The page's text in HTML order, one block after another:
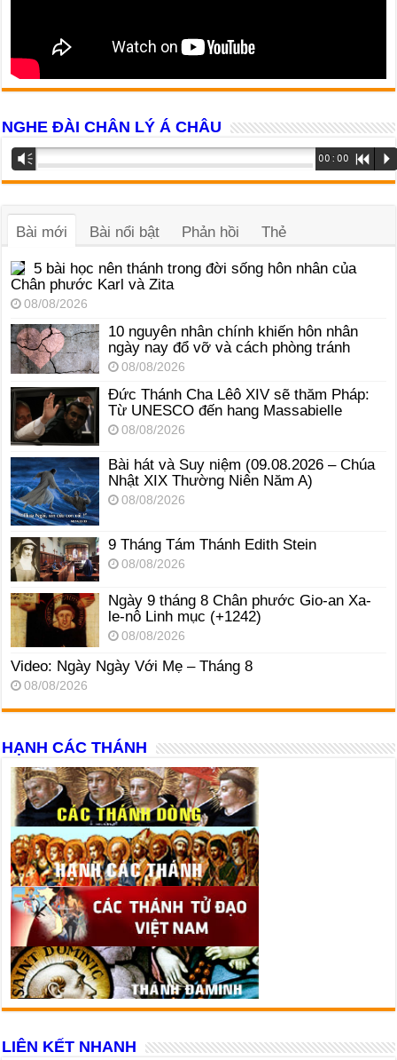
NGHE ĐÀI CHÂN LÝ Á CHÂU
Trình
phát
âm
Vm 00:00 R P
Bài mới Bài nổi bật Phản hồi Thẻ
5 bài học nên thánh trong đời sống hôn nhân của
Chân phước Karl và Zita
08/08/2026
10 nguyên nhân chính khiến hôn nhân
ngày nay đổ vỡ và cách phòng tránh
08/08/2026
Đức Thánh Cha Lêô XIV sẽ thăm Pháp:
Từ UNESCO đến hang Massabielle
08/08/2026
Bài hát và Suy niệm (09.08.2026 – Chúa
Nhật XIX Thường Niên Năm A)
08/08/2026
9 Tháng Tám Thánh Edith Stein
08/08/2026
Ngày 9 tháng 8 Chân phước Gio-an Xa-
le-nô Linh mục (+1242)
08/08/2026
Video: Ngày Ngày Với Mẹ – Tháng 8
08/08/2026
HẠNH CÁC THÁNH
LIÊN KẾT NHANH